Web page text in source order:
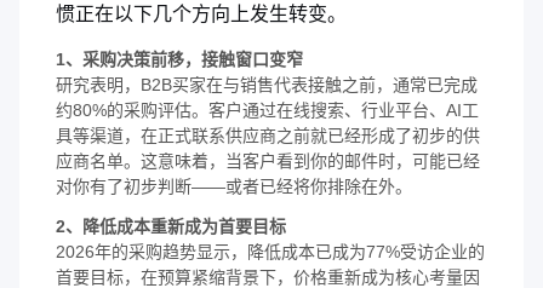
惯正在以下几个方向上发生转变。
1、采购决策前移，接触窗口变窄
研究表明，B2B买家在与销售代表接触之前，通常已完成
约80%的采购评估。客户通过在线搜索、行业平台、AI工
具等渠道，在正式联系供应商之前就已经形成了初步的供
应商名单。这意味着，当客户看到你的邮件时，可能已经
对你有了初步判断——或者已经将你排除在外。
2、降低成本重新成为首要目标
2026年的采购趋势显示，降低成本已成为77%受访企业的
首要目标，在预算紧缩背景下，价格重新成为核心考量因